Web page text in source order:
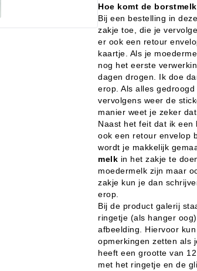
Hoe komt de
Bij een bestelling in
zakje toe, die je
er ook een retour
kaartje. Als je
nog het eerste
dagen drogen. Ik doe
erop. Als alles
vervolgens weer de
manier weet je zeker
Naast het feit dat ik
ook een retour envelop
wordt je makkelijk
melk in het zakje te
moedermelk zijn maar
zakje kun je dan
erop.
Bij de product galerij
ringetje (als hanger
afbeelding. Hiervoor
opmerkingen zetten als
heeft een grootte van
met het ringetje en de